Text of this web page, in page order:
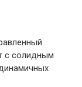
с солидным